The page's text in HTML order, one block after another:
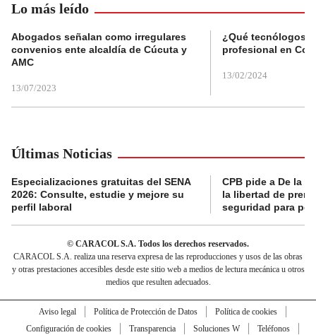
Lo más leído
Abogados señalan como irregulares
convenios ente alcaldía de Cúcuta y
AMC
13/07/2023
¿Qué tecnólogos
profesional en
13/02/2024
Últimas Noticias
Especializaciones gratuitas del SENA
2026: Consulte, estudie y mejore su
perfil laboral
CPB pide a De la
la libertad de
seguridad para
© CARACOL S.A. Todos los derechos reservados.
CARACOL S.A. realiza una reserva expresa de las reproducciones y usos de las obras
y otras prestaciones accesibles desde este sitio web a medios de lectura mecánica u otros
medios que resulten adecuados.
Aviso legal Política de Protección de Datos
Política de cookies
Configuración de cookies
Transparencia Soluciones W
Teléfonos